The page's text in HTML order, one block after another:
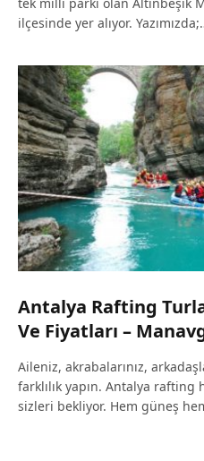
ilçesinde yer alıyor.
Antalya Rafting
Ve Fiyatları –
Aileniz, akrabalarınız,
farklılık yapın. Antalya
sizleri bekliyor. Hem güneş